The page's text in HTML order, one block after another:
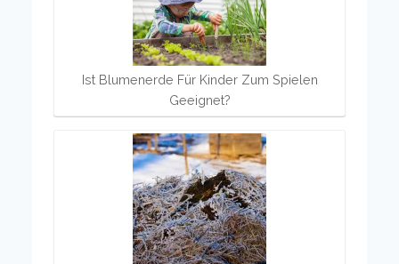
Ist Blumenerde Für Kinder Zum Spielen
Geeignet?